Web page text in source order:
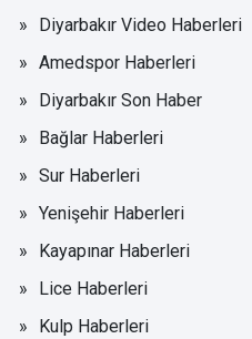
Diyarbakır Video Haberleri
Amedspor Haberleri
Diyarbakır Son Haber
Bağlar Haberleri
Sur Haberleri
Yenişehir Haberleri
Kayapınar Haberleri
Lice Haberleri
Kulp Haberleri